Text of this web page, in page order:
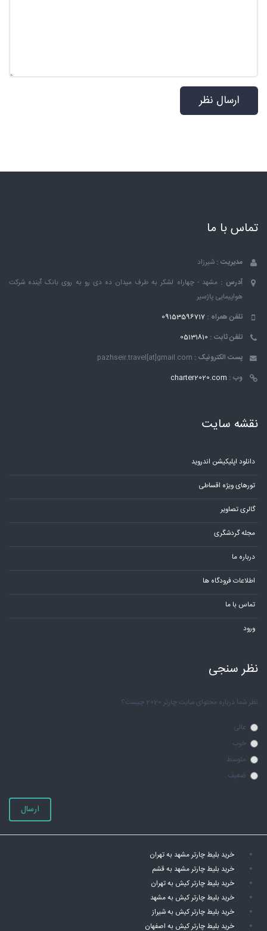
تماس با ما
مدیریت : شیرزاد
آدرس : مشهد - چهاراه لشکر به طرف میدان ده دی رو به روی بانک ٱینده شرکت
هواپیمایی پاژسیر
تلفن همراه : 09153596717
تلفن ثابت : 05131810
پست الکترونیک : pazhseir.travel[at]gmail.com
وب : charter2020.com
نقشه سایت
دانلود اپلیکیشن اندروید
تورهای ویژه اقساطی
گالری تصاویر
مجله گردشگری
درباره ما
اطلاعات فرودگاه ها
تماس با ما
ورود
نظر سنجی
نظر شما درباره محتوای سایت چارتر 2020 چیست؟
عالی
خوب
متوسط
ضعیف
ارسال
خرید بلیط چارتر مشهد به تهران
خرید بلیط چارتر مشهد به قشم
خرید بلیط چارتر کیش به تهران
خرید بلیط چارتر کیش به مشهد
خرید بلیط چارتر کیش به شیراز
خرید بلیط چارتر کیش به اصفهان